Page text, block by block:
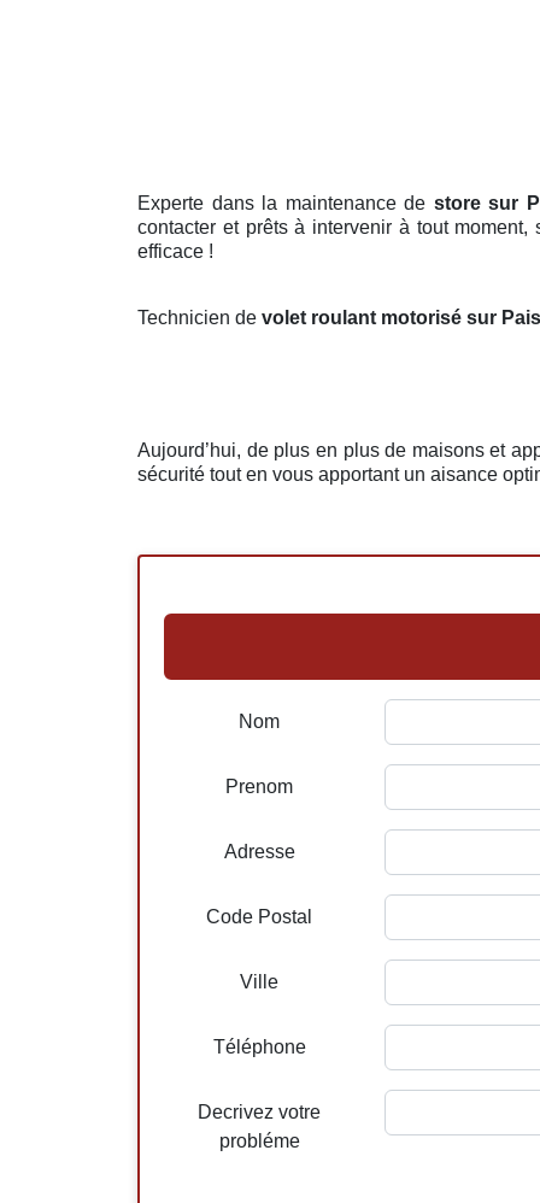
Experte dans la maintenance de store sur
contacter et prêts à intervenir à tout
efficace !
Technicien de volet roulant motorisé sur
Aujourd’hui, de plus en plus de maisons et
sécurité tout en vous apportant un aisance
Nom
Prenom
Adresse
Code Postal
Ville
Téléphone
Decrivez votre
probléme